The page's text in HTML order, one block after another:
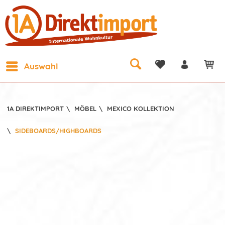
Auswahl
1A DIREKTIMPORT \ MÖBEL \ MEXICO KOLLEKTION
\ SIDEBOARDS/HIGHBOARDS